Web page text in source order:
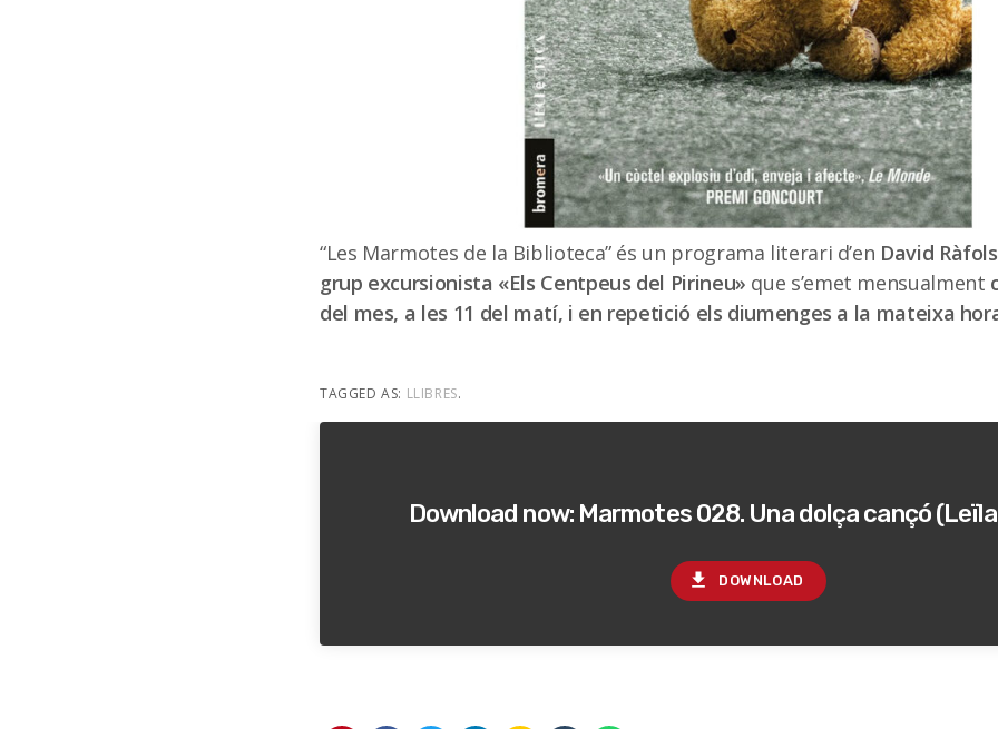
“Les Marmotes de la Biblioteca” és un programa literari d’en David
grup excursionista «Els Centpeus del Pirineu» que s’emet mensualment
del mes, a les 11 del matí, i en repetició els diumenges a la mateixa
TAGGED AS: LLIBRES.
Download now: Marmotes 028. Una dolça cançó
file_download DOWNLOAD